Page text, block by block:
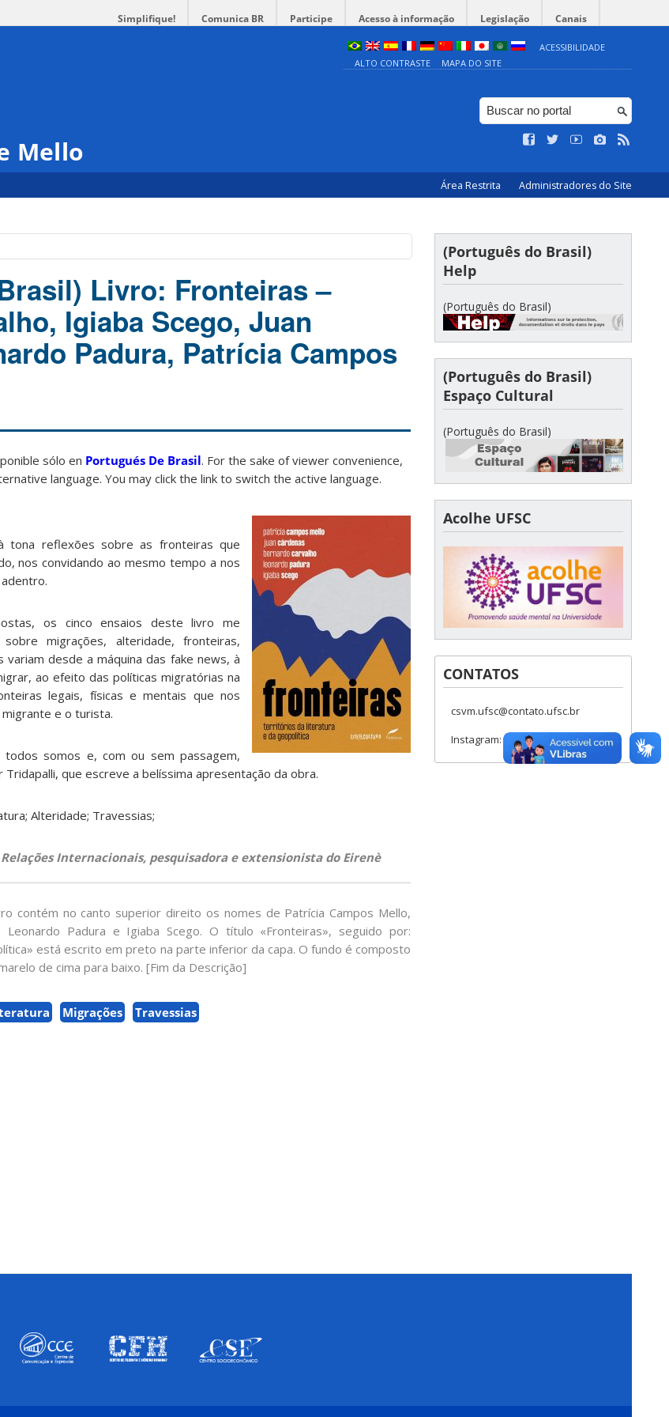
Simplifique! Comunica BR Participe Acesso à informação Legislação Canais
ACESSIBILIDADE
ALTO CONTRASTE
MAPA DO SITE
Mello
Área Restrita Administradores do Site
Livro: Fronteiras –
Igiaba Scego, Juan
Padura, Patrícia Campos
sólo en Portugués De Brasil. For the sake of viewer convenience,
language. You may click the link to switch the active language.
tona reflexões sobre as fronteiras que
nos convidando ao mesmo tempo a nos
os cinco ensaios deste livro me
migrações, alteridade, fronteiras,
desde a máquina das fake news, à
ao efeito das políticas migratórias na
legais, físicas e mentais que nos
e o turista.
todos somos e, com ou sem passagem,
que escreve a belíssima apresentação da obra.
Alteridade; Travessias;
Internacionais, pesquisadora e extensionista do Eirenè
contém no canto superior direito os nomes de Patrícia Campos Mello,
Leonardo Padura e Igiaba Scego. O título «Fronteiras», seguido por:
está escrito em preto na parte inferior da capa. O fundo é composto
de cima para baixo. [Fim da Descrição]
Migrações Travessias
(Português do Brasil)
Help
(Português do Brasil)
(Português do Brasil)
Espaço Cultural
(Português do Brasil)
Acolhe UFSC
CONTATOS
csvm.ufsc@contato.ufsc.br
Instagram: csvm.ufsc